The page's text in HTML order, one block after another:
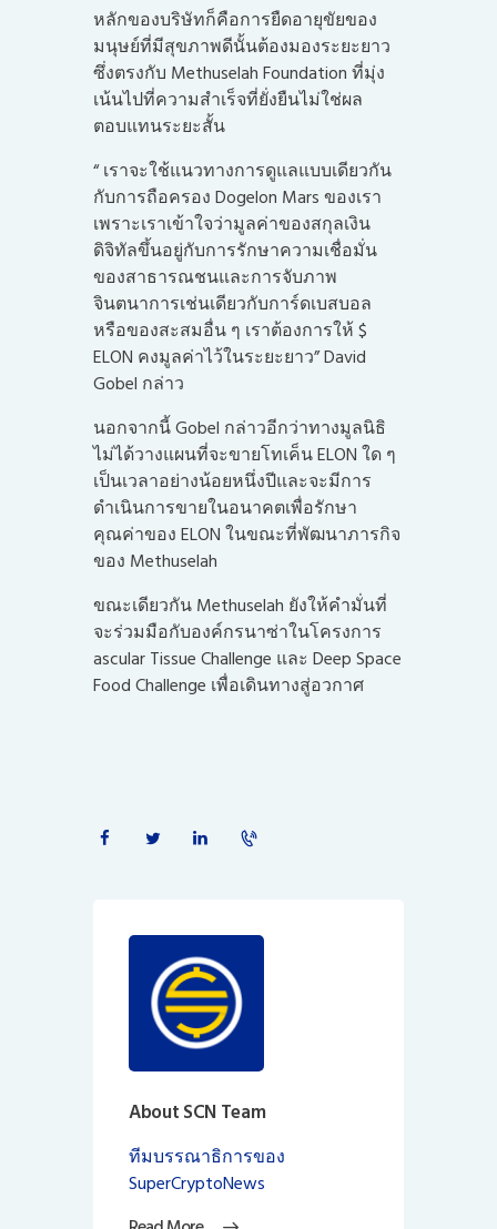
หลักของบริษัทก็คือการยืดอายุขัยของ
มนุษย์ที่มีสุขภาพดีนั้นต้องมองระยะยาว
ซึ่งตรงกับ Methuselah Foundation ที่มุ่ง
เน้นไปที่ความสำเร็จที่ยั่งยืนไม่ใช่ผล
ตอบแทนระยะสั้น
“ เราจะใช้แนวทางการดูแลแบบเดียวกัน
กับการถือครอง Dogelon Mars ของเรา
เพราะเราเข้าใจว่ามูลค่าของสกุลเงิน
ดิจิทัลขึ้นอยู่กับการรักษาความเชื่อมั่น
ของสาธารณชนและการจับภาพ
จินตนาการเช่นเดียวกับการ์ดเบสบอล
หรือของสะสมอื่น ๆ เราต้องการให้ $
ELON คงมูลค่าไว้ในระยะยาว” David
Gobel กล่าว
นอกจากนี้ Gobel กล่าวอีกว่าทางมูลนิธิ
ไม่ได้วางแผนที่จะขายโทเค็น ELON ใด ๆ
เป็นเวลาอย่างน้อยหนึ่งปีและจะมีการ
ดำเนินการขายในอนาคตเพื่อรักษา
คุณค่าของ ELON ในขณะที่พัฒนาภารกิจ
ของ Methuselah
ขณะเดียวกัน Methuselah ยังให้คำมั่นที่
จะร่วมมือกับองค์กรนาซ่าในโครงการ
ascular Tissue Challenge และ Deep Space
Food Challenge เพื่อเดินทางสู่อวกาศ
About SCN Team
ทีมบรรณาธิการของ
SuperCryptoNews